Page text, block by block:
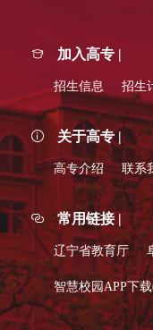
加入高专 |
招生信息 招生
关于高专 |
高专介绍 联系
常用链接 |
辽宁省教育厅
智慧校园APP下